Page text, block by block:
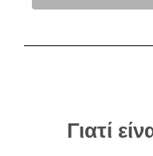
Γιατί